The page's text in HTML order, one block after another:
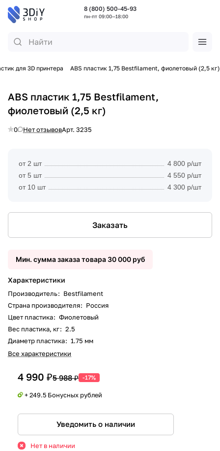
8 (800) 500-45-93
пн-пт 09:00—18:00
для 3D принтера ABS пластик 1,75 Bestfilament, фиолетовый (2,5 кг)
ABS пластик 1,75 Bestfilament,
фиолетовый (2,5 кг)
0 Нет отзывовАрт. 3235
от 2 шт
4 800 р/шт
от 5 шт
4 550 р/шт
от 10 шт
4 300 р/шт
Заказать
Мин. сумма заказа товара 30 000 руб
Характеристики
Производитель: Bestfilament
Страна производителя: Россия
Цвет пластика: Фиолетовый
Вес пластика, кг: 2.5
Диаметр пластика: 1.75 мм
Все характеристики
4 990 ₽5 988 ₽ -17%
+ 249.5 Бонусных рублей
Уведомить о наличии
Нет в наличии